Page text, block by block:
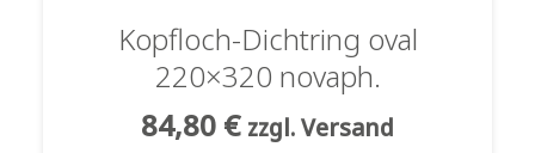
Kopfloch-Dichtring oval
220×320 novaph.
84,80 € zzgl. Versand